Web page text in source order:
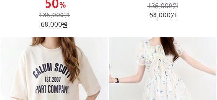
136,000원
68,000원
136,000원
68,000원